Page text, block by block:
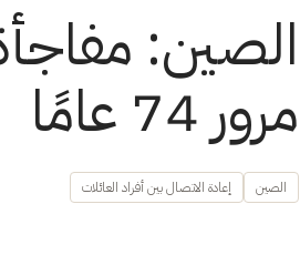
الصين:
مرور 74 عامًا
الصين إعادة الاتصال بين أفراد العائلات